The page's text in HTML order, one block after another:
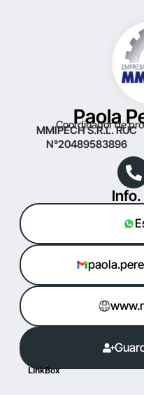
Paola
Coordinador de
MMIPECH S.R.L. RUC
N°20489583896
LinkBox